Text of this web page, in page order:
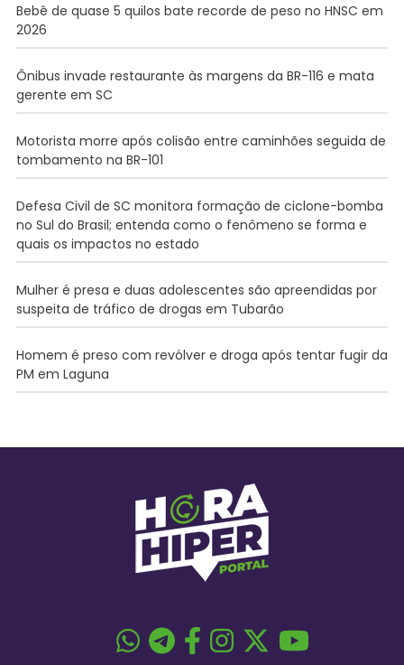
Bebê de quase 5 quilos bate recorde de peso no HNSC em
2026
Ônibus invade restaurante às margens da BR-116 e mata
gerente em SC
Motorista morre após colisão entre caminhões seguida de
tombamento na BR-101
Defesa Civil de SC monitora formação de ciclone-bomba
no Sul do Brasil; entenda como o fenômeno se forma e
quais os impactos no estado
Mulher é presa e duas adolescentes são apreendidas por
suspeita de tráfico de drogas em Tubarão
Homem é preso com revólver e droga após tentar fugir da
PM em Laguna